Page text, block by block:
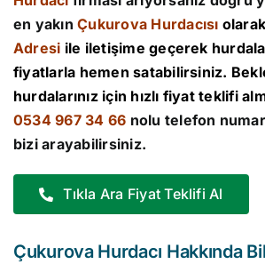
en yakınÇukurova Hurdacısı
Adresi ile iletişime geçerek
fiyatlarla hemen satabilirsiniz.
hurdalarınız için hızlı fiyat teklifi
0534 967 34 66 nolu telefon
bizi arayabilirsiniz.
Tıkla Ara Fiyat Teklifi Al
Çukurova Hurdacı Hakkında